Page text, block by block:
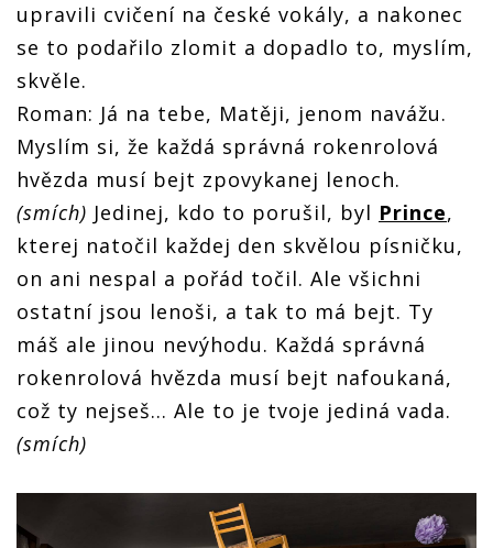
upravili cvičení na české vokály, a nakonec
se to podařilo zlomit a dopadlo to, myslím,
skvěle.
Roman: Já na tebe, Matěji, jenom navážu.
Myslím si, že každá správná rokenrolová
hvězda musí bejt zpovykanej lenoch.
(smích) Jedinej, kdo to porušil, byl Prince,
kterej natočil každej den skvělou písničku,
on ani nespal a pořád točil. Ale všichni
ostatní jsou lenoši, a tak to má bejt. Ty
máš ale jinou nevýhodu. Každá správná
rokenrolová hvězda musí bejt nafoukaná,
což ty nejseš... Ale to je tvoje jediná vada.
(smích)